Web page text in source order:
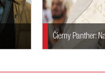
Čierny Panther: